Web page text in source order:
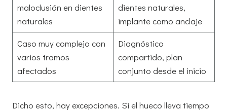
maloclusión en dientes
naturales
dientes naturales,
implante como anclaje
Caso muy complejo con
varios tramos
afectados
Diagnóstico
compartido, plan
conjunto desde el inicio
Dicho esto, hay excepciones. Si el hueco lleva tiempo